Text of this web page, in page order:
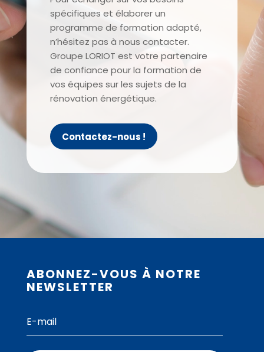
spécifiques et élaborer un
programme de formation adapté,
n’hésitez pas à nous contacter.
Groupe LORIOT est votre partenaire
de confiance pour la formation de
vos équipes sur les sujets de la
rénovation énergétique.
Contactez-nous !
ABONNEZ-VOUS À NOTRE
NEWSLETTER